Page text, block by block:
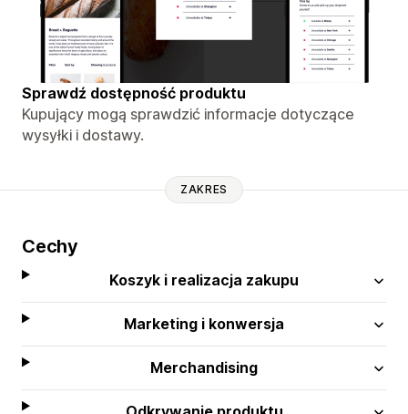
Sprawdź dostępność produktu
Kupujący mogą sprawdzić informacje dotyczące
wysyłki i dostawy.
ZAKRES
Cechy
Koszyk i realizacja zakupu
Marketing i konwersja
Merchandising